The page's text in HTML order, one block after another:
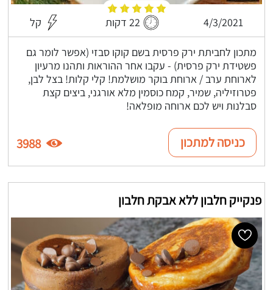
4/3/2021 22 דקות קל
מתכון לחביתת ירק פרסית בשם קוקו סבזי (אפשר לומר גם
פשטידת ירק פרסית) - עקבו אחר ההוראות ותהנו מרעיון
לארוחת ערב / ארוחת בוקר מושלמת! קלי קלות! בצל לבן,
פטרוזיליה, שמיר, קמח כוסמין מלא אורגני, ביצים קצת
סבלנות ויש לכם ארוחה מופלאה!
כניסה למתכון 3988
פנקייק חלבון ללא אבקת חלבון